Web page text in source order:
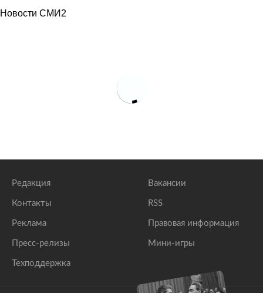
Новости СМИ2
Редакция
Контакты
Реклама
Пресс-релизы
Техподдержка
Вакансии
RSS
Правовая информация
Мини-игры